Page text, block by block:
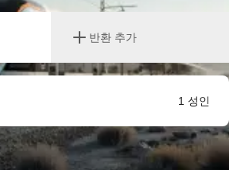
반환 추가
1 성인